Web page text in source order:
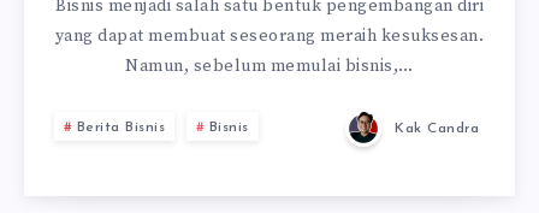
Bisnis menjadi salah satu bentuk pengembangan diri
yang dapat membuat seseorang meraih kesuksesan.
Namun, sebelum memulai bisnis,…
Berita Bisnis Bisnis Kak Candra